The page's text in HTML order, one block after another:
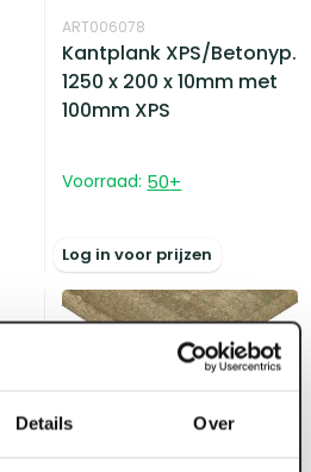
Details Over
ART006078
Kantplank XPS/Betonyp.
1250 x 200 x 10mm met
100mm XPS
Voorraad: 50+
Log in voor prijzen